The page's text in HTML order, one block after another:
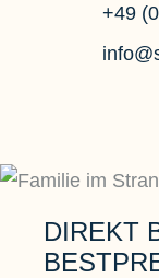
+49
DIREKT